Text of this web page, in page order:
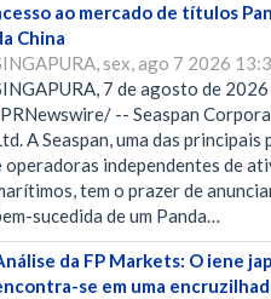
ao mercado de títulos
China
sex, ago 7 2026
7 de agosto de 2026
-- Seaspan
A Seaspan, uma das
operadoras independentes de
tem o prazer de
sucedida de um Panda…
da FP Markets: O iene
se em uma